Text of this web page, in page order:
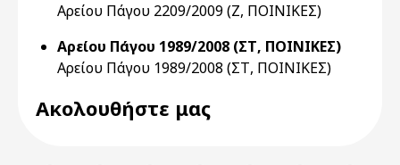
Αρείου Πάγου 2209/2009 (Ζ, ΠΟΙΝΙΚΕΣ)
Αρείου Πάγου 1989/2008 (ΣΤ, ΠΟΙΝΙΚΕΣ)
Αρείου Πάγου 1989/2008 (ΣΤ, ΠΟΙΝΙΚΕΣ)
Ακολουθήστε μας